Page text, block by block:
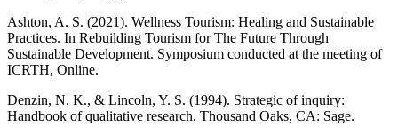
Ashton, A. S. (2021). Wellness Tourism: Healing and Sustainable
Practices. In Rebuilding Tourism for The Future Through
Sustainable Development. Symposium conducted at the meeting of
ICRTH, Online.
Denzin, N. K., & Lincoln, Y. S. (1994). Strategic of inquiry:
Handbook of qualitative research. Thousand Oaks, CA: Sage.